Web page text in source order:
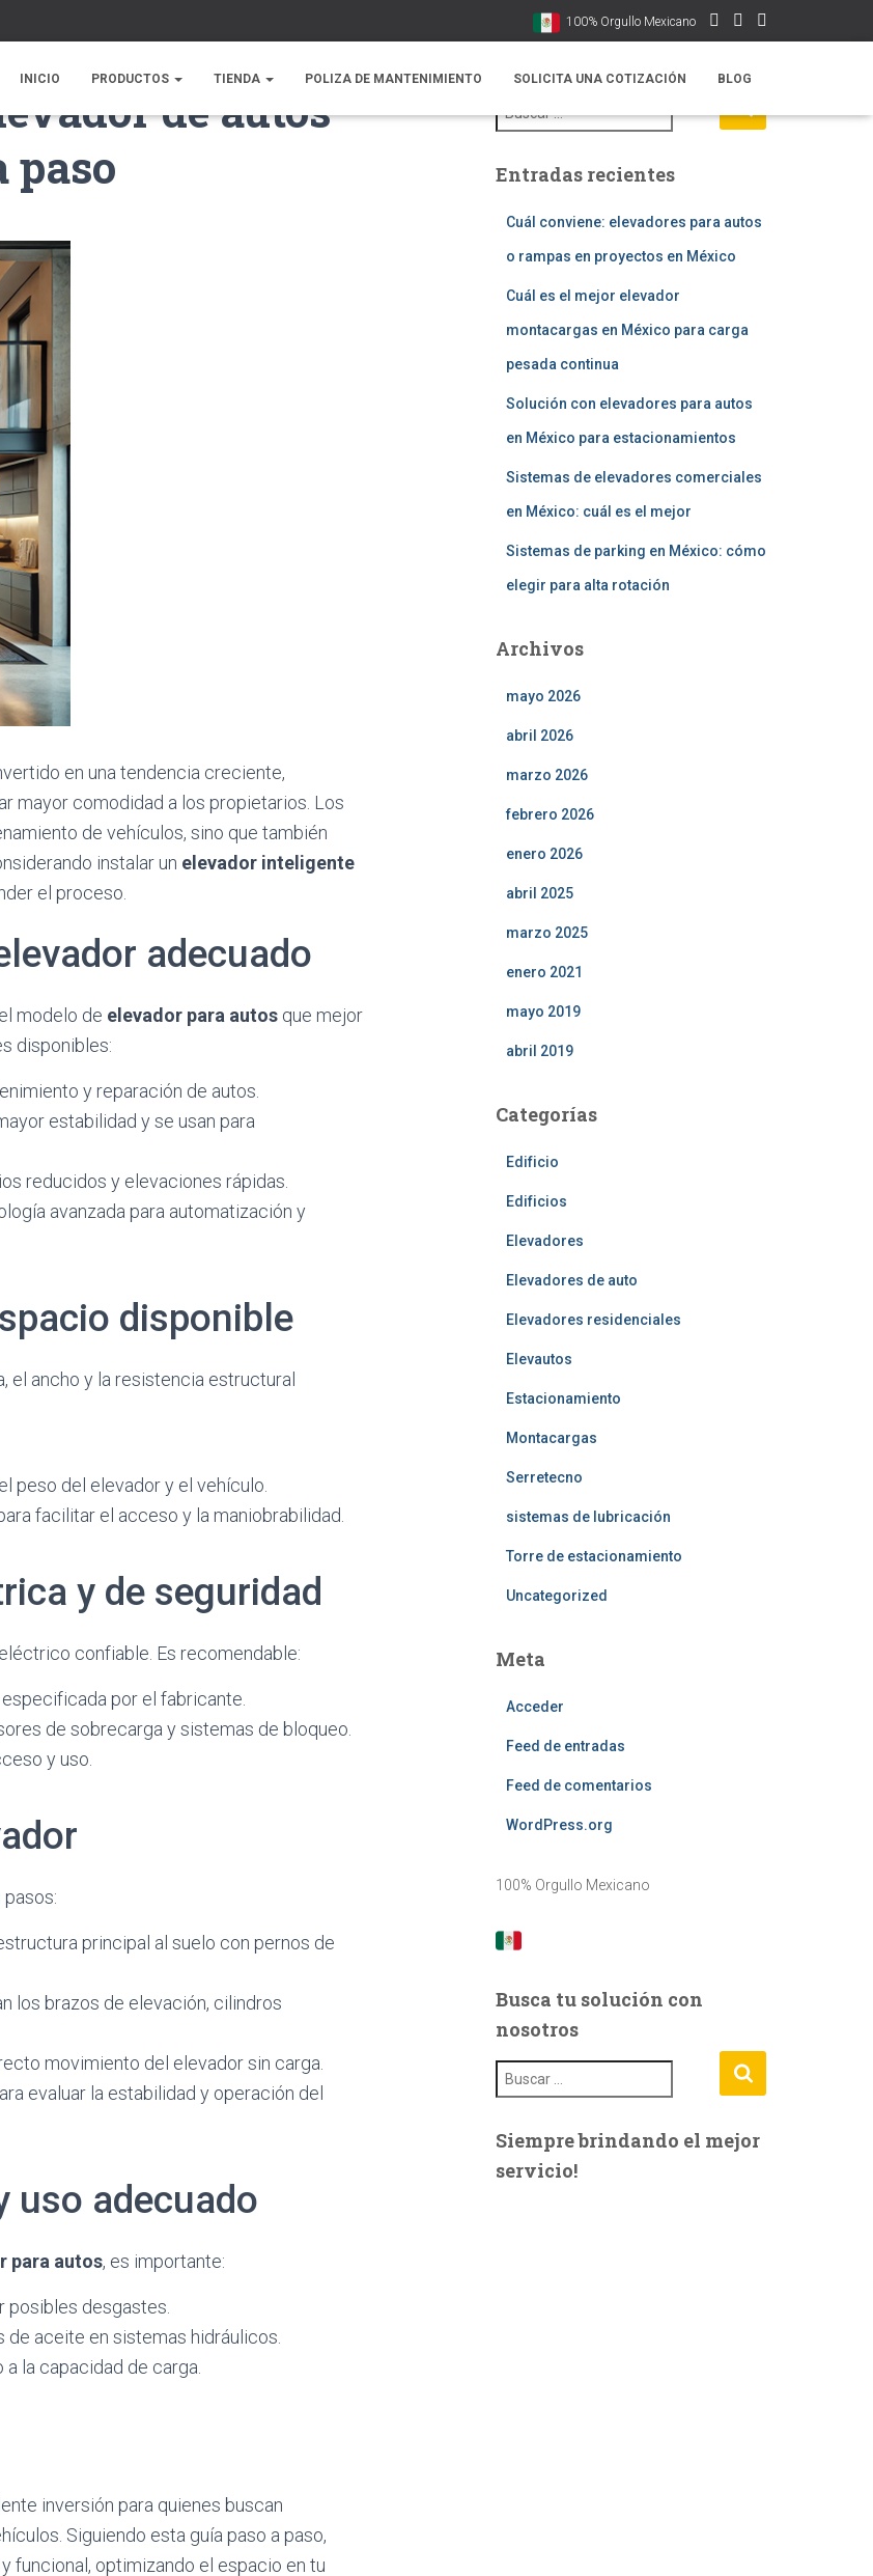
100% Orgullo Mexicano
INICIO PRODUCTOS TIENDA POLIZA DE MANTENIMIENTO SOLICITA UNA COTIZACIÓN BLOG
de autos
paso
en una tendencia creciente,
mayor comodidad a los propietarios. Los
de vehículos, sino que también
instalar un elevador inteligente
el proceso.
adecuado
modelo de elevador para autos que mejor
disponibles:
y reparación de autos.
estabilidad y se usan para
reducidos y elevaciones rápidas.
avanzada para automatización y
disponible
el ancho y la resistencia estructural
peso del elevador y el vehículo.
facilitar el acceso y la maniobrabilidad.
y de seguridad
confiable. Es recomendable:
por el fabricante.
de sobrecarga y sistemas de bloqueo.
y uso.
principal al suelo con pernos de
los brazos de elevación, cilindros
movimiento del elevador sin carga.
evaluar la estabilidad y operación del
uso adecuado
para autos, es importante:
posibles desgastes.
aceite en sistemas hidráulicos.
la capacidad de carga.
inversión para quienes buscan
Siguiendo esta guía paso a paso,
funcional, optimizando el espacio en tu
u
a
Entradas recientes
Cuál conviene: elevadores para autos
o rampas en proyectos en México
Cuál es el mejor elevador
montacargas en México para carga
pesada continua
Solución con elevadores para autos
en México para estacionamientos
Sistemas de elevadores comerciales
en México: cuál es el mejor
Sistemas de parking en México: cómo
elegir para alta rotación
Archivos
mayo 2026
abril 2026
marzo 2026
febrero 2026
enero 2026
abril 2025
marzo 2025
enero 2021
mayo 2019
abril 2019
Categorías
Edificio
Edificios
Elevadores
Elevadores de auto
Elevadores residenciales
Elevautos
Estacionamiento
Montacargas
Serretecno
sistemas de lubricación
Torre de estacionamiento
Uncategorized
Meta
Acceder
Feed de entradas
Feed de comentarios
WordPress.org
100% Orgullo Mexicano
Busca tu solución con
nosotros
a
r
Siempre brindando el mejor
servicio!